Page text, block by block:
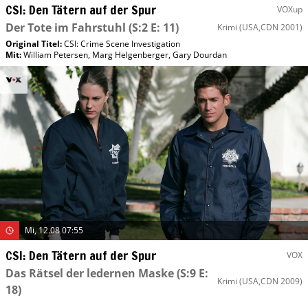
CSI: Den Tätern auf der Spur VOXup
Der Tote im Fahrstuhl (S:2 E: 11) Krimi (USA,CDN 2001)
Original Titel:CSI: Crime Scene Investigation
Mit:William Petersen, Marg Helgenberger,Gary Dourdan
Mi, 12.08 07:55
CSI: Den Tätern auf der Spur VOX
Das Rätsel der ledernen Maske(S:9 E:
18)
Krimi (USA,CDN 2009)